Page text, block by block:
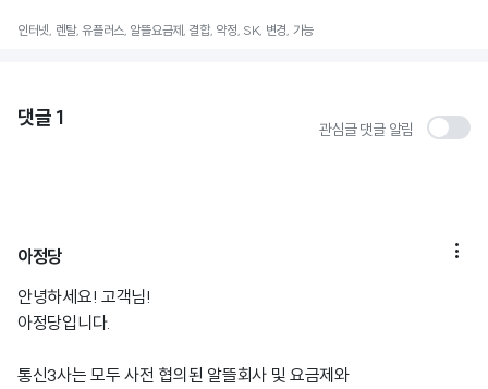
인터넷, 렌탈, 유플러스, 알뜰요금제, 결합, 약정, SK, 변경, 가능
댓글 1 관심글 댓글 알림
아정당 
안녕하세요! 고객님!
아정당입니다.
통신3사는 모두 사전 협의된 알뜰회사 및 요금제와